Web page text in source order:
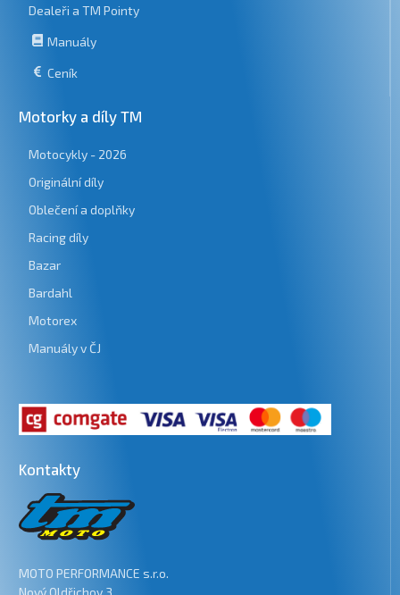
Dealeři a TM Pointy
Manuály
Ceník
Motorky a díly TM
Motocykly - 2026
Originální díly
Oblečení a doplňky
Racing díly
Bazar
Bardahl
Motorex
Manuály v ČJ
Kontakty
MOTO PERFORMANCE s.r.o.